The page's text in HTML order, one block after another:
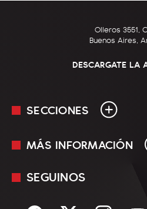
Olleros 3551,
Buenos Aires,
DESCARGATE LA
SECCIONES
En Vivo
MÁS INFORMACIÓN
Mediakit
Términos y condiciones
SEGUINOS